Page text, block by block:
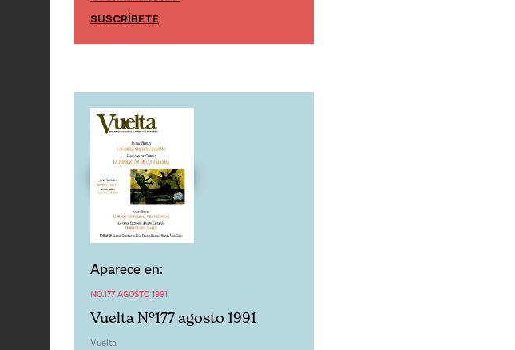
SUSCRÍBETE
Aparece en:
NO.177 AGOSTO 1991
Vuelta Nº177 agosto 1991
Vuelta